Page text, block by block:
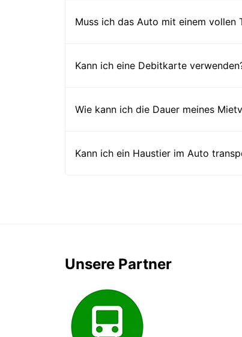
Muss ich das Auto mit einem vollen
Kann ich eine Debitkarte
Wie kann ich die Dauer meines
Kann ich ein Haustier im Auto
Unsere Partner